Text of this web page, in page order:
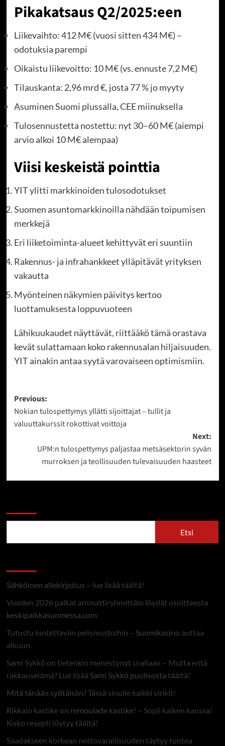
Pikakatsaus Q2/2025:een
Liikevaihto: 412 M€ (vuosi sitten 434 M€) –
odotuksia parempi
Oikaistu liikevoitto: 10 M€ (vs. ennuste 7,2 M€)
Tilauskanta: 2,96 mrd €, josta 77 % jo myyty
Asuminen Suomi plussalla, CEE miinuksella
Tulosennustetta nostettu: nyt 30–60 M€ (aiempi
arvio alkoi 10 M€ alempaa)
Viisi keskeistä pointtia
YIT ylitti markkinoiden tulosodotukset
Suomen asuntomarkkinoilla nähdään toipumisen
merkkejä
Eri liiketoiminta-alueet kehittyvät eri suuntiin
Rakennus- ja infrahankkeet ylläpitävät yrityksen
vakautta
Myönteinen näkymien päivitys kertoo
luottamuksesta loppuvuoteen
Lähikuukaudet näyttävät, riittääkö tämä orastava
kevät sulattamaan koko rakennusalan hiljaisuuden.
YIT ainakin antaa syytä varovaiseen optimismiin.
Post
navigation
Previous:
Nokian tulospettymys yllätti sijoittajat – tullit ja
valuuttakurssit rokottivat voittoja
Next:
UPM:n tulospettymys paljastaa metsäsektorin syvän
murroksen ja teollisuuden tulevaisuuden haasteet
Etsi
Sähköinen allekirjoitus – lue lisää täältä!
Vuoden 2026 palkat ammattiryhmittäin löydät osoitteesta
keskipalkkasuomessa.com
Tutustu luotettaviin pelisivustoihin – Suomikasino auttaa
alkuun.
Sami Sykkö on tietenkin menestynyt urallaan – Mutta entä
rakkauselämä? Lue lisää Sami Sykkö puolisosta täältä!
Mitä tänään syötäisiin?Tässä sinulle kaikki vinkit!
Rikkain kastike on remoulade kastike! – Sopii kaiken kanssa!
Koko resepti löytyy täältä!
Saadakseen korkean nettovarallisuuden täytyy tuntea